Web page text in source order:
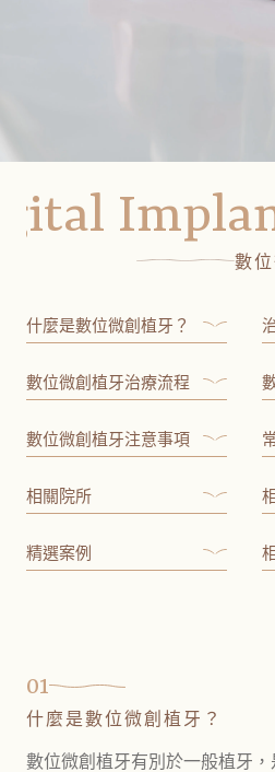
數
什麼是數位微創植牙？
數位微創植牙治療流程
數位微創植牙注意事項
相關院所
精選案例
01
什麼是數位微創植牙？
數位微創植牙有別於一般植牙